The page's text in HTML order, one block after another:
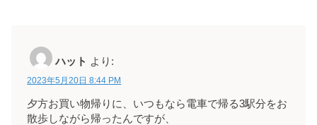
ハット より:
2023年5月20日 8:44 PM
夕方お買い物帰りに、いつもなら電車で帰る3駅分をお
散歩しながら帰ったんですが、